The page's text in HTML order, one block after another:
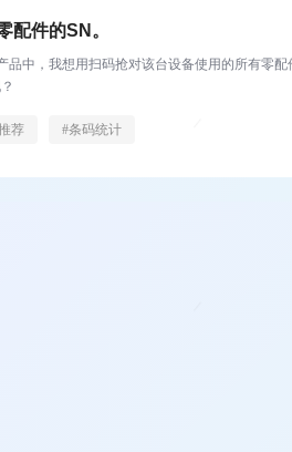
配件的SN。
品中，我想用扫码抢对该台设备使用的所有零
荐 #条码统计